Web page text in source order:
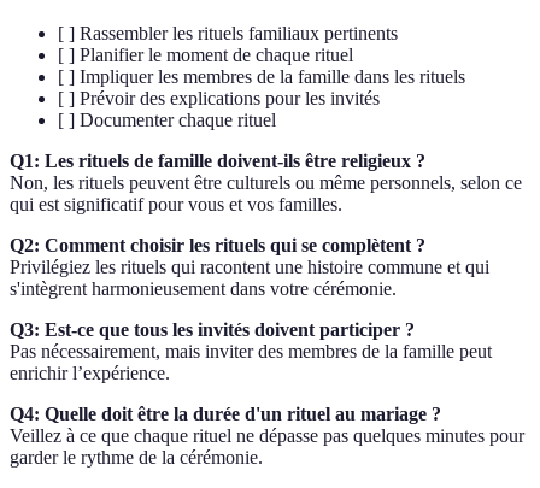
[ ] Rassembler les rituels familiaux pertinents
[ ] Planifier le moment de chaque rituel
[ ] Impliquer les membres de la famille dans les rituels
[ ] Prévoir des explications pour les invités
[ ] Documenter chaque rituel
Q1: Les rituels de famille doivent-ils être religieux ?
Non, les rituels peuvent être culturels ou même personnels, selon ce
qui est significatif pour vous et vos familles.
Q2: Comment choisir les rituels qui se complètent ?
Privilégiez les rituels qui racontent une histoire commune et qui
s'intègrent harmonieusement dans votre cérémonie.
Q3: Est-ce que tous les invités doivent participer ?
Pas nécessairement, mais inviter des membres de la famille peut
enrichir l’expérience.
Q4: Quelle doit être la durée d'un rituel au mariage ?
Veillez à ce que chaque rituel ne dépasse pas quelques minutes pour
garder le rythme de la cérémonie.